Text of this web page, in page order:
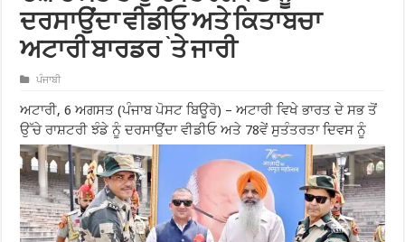
ਦਰਸਾਉਂਦਾ ਵੀਡੀਓ ਅਤੇ ਕਿਤਾਬਚਾ
ਅਟਾਰੀ ਬਾਰਡਰ `ਤੇ ਜਾਰੀ
ਪੰਜਾਬੀ
ਅਟਾਰੀ, 6 ਅਗਸਤ (ਪੰਜਾਬ ਪੋਸਟ ਬਿਊਰੋ) – ਅਟਾਰੀ ਵਿਖੇ ਭਾਰਤ ਦੇ ਸਭ ਤੋਂ
ਉੱਚੇ ਰਾਸ਼ਟਰੀ ਝੰਡੇ ਨੂੰ ਦਰਸਾਉਂਦਾ ਵੀਡੀਓ ਅਤੇ 78ਵੇਂ ਸੁਤੰਤਰਤਾ ਦਿਵਸ ਨੂੰ